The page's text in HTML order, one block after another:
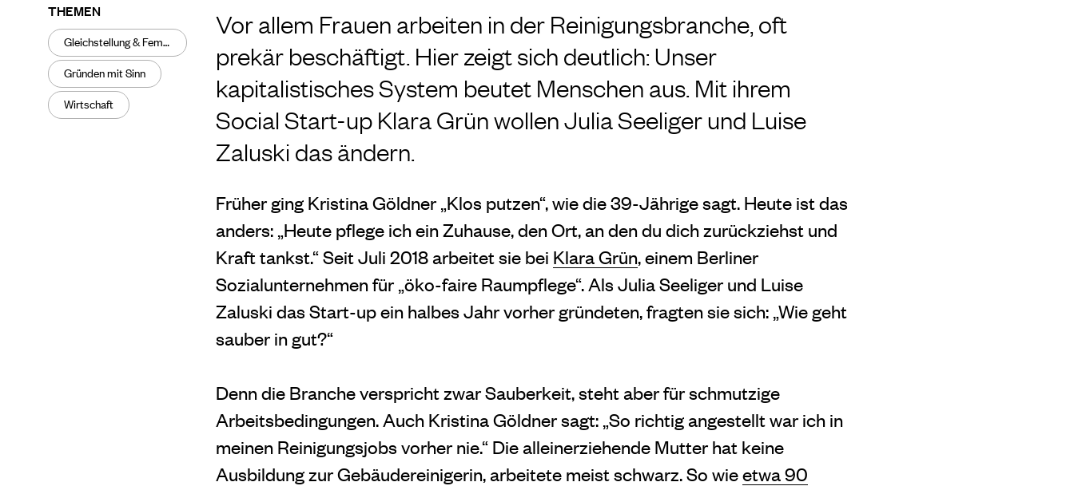
THEMEN
Gleichstellung & Feminismus
Gründen mit Sinn
Wirtschaft
Vor allem Frauen arbeiten in der Reinigungsbranche, oft
prekär beschäftigt. Hier zeigt sich deutlich: Unser
kapitalistisches System beutet Menschen aus. Mit ihrem
Social Start-up Klara Grün wollen Julia Seeliger und Luise
Zaluski das ändern.
Früher ging Kristina Göldner „Klos putzen“, wie die 39-Jährige sagt. Heute ist das
anders: „Heute pflege ich ein Zuhause, den Ort, an den du dich zurückziehst und
Kraft tankst.“ Seit Juli 2018 arbeitet sie bei Klara Grün, einem Berliner
Sozialunternehmen für „öko-faire Raumpflege“. Als Julia Seeliger und Luise
Zaluski das Start-up ein halbes Jahr vorher gründeten, fragten sie sich: „Wie geht
sauber in gut?“
Denn die Branche verspricht zwar Sauberkeit, steht aber für schmutzige
Arbeitsbedingungen. Auch Kristina Göldner sagt: „So richtig angestellt war ich in
meinen Reinigungsjobs vorher nie.“ Die alleinerziehende Mutter hat keine
Ausbildung zur Gebäudereinigerin, arbeitete meist schwarz. So wieetwa 90